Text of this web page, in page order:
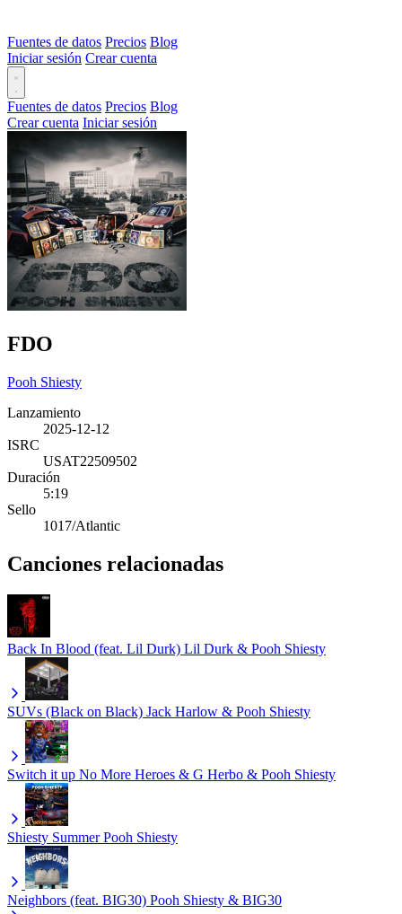
Fuentes de datos Precios Blog
Iniciar sesión Crear cuenta
Fuentes de datos Precios Blog
Crear cuenta Iniciar sesión
FDO
Pooh Shiesty
Lanzamiento
2025-12-12
ISRC
USAT22509502
Duración
5:19
Sello
1017/Atlantic
Canciones relacionadas
Back In Blood (feat. Lil Durk) Lil Durk & Pooh Shiesty
SUVs (Black on Black) Jack Harlow & Pooh Shiesty
Switch it up No More Heroes & G Herbo & Pooh Shiesty
Shiesty Summer Pooh Shiesty
Neighbors (feat. BIG30) Pooh Shiesty & BIG30